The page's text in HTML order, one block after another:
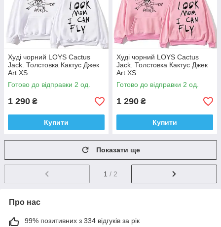
Худі чорний LOYS Cactus
Jack. Толстовка Кактус Джек
Art XS
Готово до відправки 2 од.
1 290 ₴
Купити
Худі чорний LOYS Cactus
Jack. Толстовка Кактус Джек
Art XS
Готово до відправки 2 од.
1 290 ₴
Купити
Показати ще
1 / 2
Про нас
99% позитивних з 334 відгуків за рік